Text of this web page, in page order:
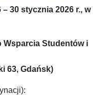
– 30 stycznia 2026 r., w
Wsparcia Studentów i
63, Gdańsk)